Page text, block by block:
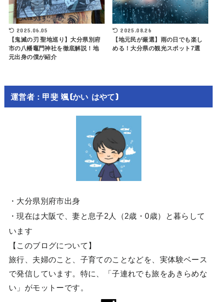
2025.06.05
【鬼滅の刃 聖地巡り】大分県別府
市の八幡竈門神社を徹底解説！地
元出身の僕が紹介
2025.08.26
【地元民が厳選】雨の日でも楽し
める！大分県の観光スポット7選
運営者：甲斐 颯(かい はやて)
・大分県別府市出身
・現在は大阪で、妻と息子2人（2歳・0歳）と暮らして
います
【このブログについて】
旅行、夫婦のこと、子育てのことなどを、実体験ベース
で発信しています。特に、「子連れでも旅をあきらめな
い」がモットーです。